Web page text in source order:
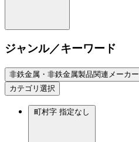
ジャンル／キーワード
非鉄金属・非鉄金属製品関連メーカー
カテゴリ選択
町村字 指定なし